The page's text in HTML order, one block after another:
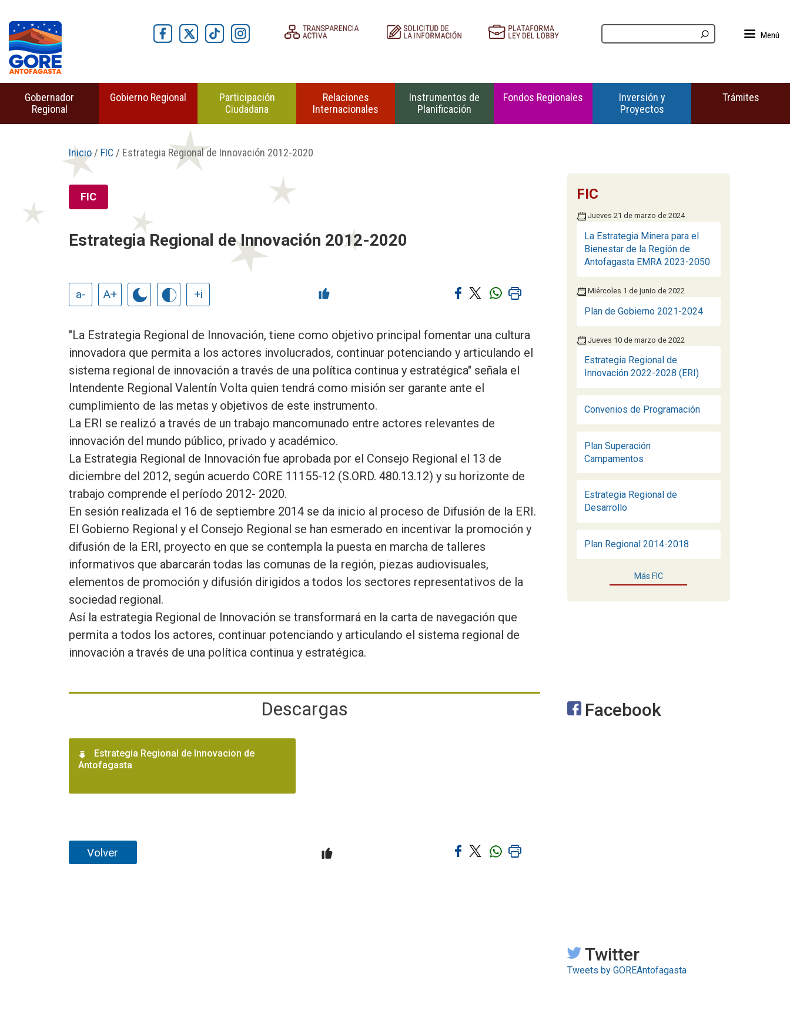
Menú
Gobernador
Regional
Gobierno Regional
Participación
Ciudadana
Relaciones
Internacionales
Instrumentos de
Planificación
Fondos Regionales
Inversión y
Proyectos
Trámites
Inicio/ FIC / Estrategia Regional de Innovación 2012-2020
FIC
Estrategia Regional de Innovación 2012-2020
a- A+ +i
"La Estrategia Regional de Innovación, tiene como objetivo principal fomentar una cultura
innovadora que permita a los actores involucrados, continuar potenciando y articulando el
sistema regional de innovación a través de una política continua y estratégica" señala el
Intendente Regional Valentín Volta quien tendrá como misión ser garante ante el
cumplimiento de las metas y objetivos de este instrumento.
La ERI se realizó a través de un trabajo mancomunado entre actores relevantes de
innovación del mundo público, privado y académico.
La Estrategia Regional de Innovación fue aprobada por el Consejo Regional el 13 de
diciembre del 2012, según acuerdo CORE 11155-12 (S.ORD. 480.13.12) y su horizonte de
trabajo comprende el período 2012- 2020.
En sesión realizada el 16 de septiembre 2014 se da inicio al proceso de Difusión de la ERI.
El Gobierno Regional y el Consejo Regional se han esmerado en incentivar la promoción y
difusión de la ERI, proyecto en que se contempla la puesta en marcha de talleres
informativos que abarcarán todas las comunas de la región, piezas audiovisuales,
elementos de promoción y difusión dirigidos a todos los sectores representativos de la
sociedad regional.
Así la estrategia Regional de Innovación se transformará en la carta de navegación que
permita a todos los actores, continuar potenciando y articulando el sistema regional de
innovación a través de una política continua y estratégica.
Descargas
Estrategia Regional de Innovacion de
Antofagasta
Volver
FIC
Jueves 21 de marzo de 2024
La Estrategia Minera para el
Bienestar de la Región de
Antofagasta EMRA 2023-2050
Miércoles 1 de junio de 2022
Plan de Gobierno 2021-2024
Jueves 10 de marzo de 2022
Estrategia Regional de
Innovación 2022-2028 (ERI)
Convenios de Programación
Plan Superación
Campamentos
Estrategia Regional de
Desarrollo
Plan Regional 2014-2018
Más FIC
Facebook
Twitter
Tweets by GOREAntofagasta